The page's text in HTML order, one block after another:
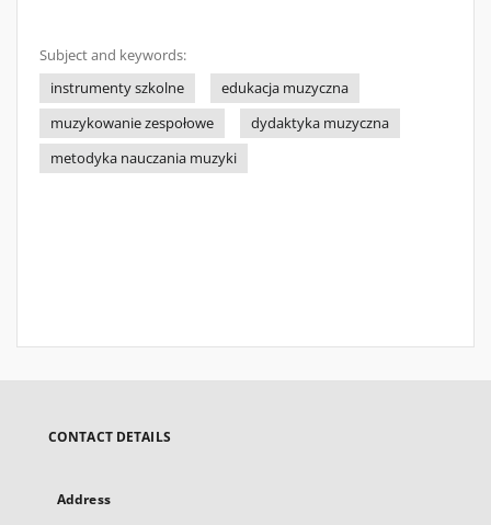
Subject and keywords:
instrumenty szkolne
edukacja muzyczna
muzykowanie zespołowe
dydaktyka muzyczna
metodyka nauczania muzyki
CONTACT DETAILS
Address